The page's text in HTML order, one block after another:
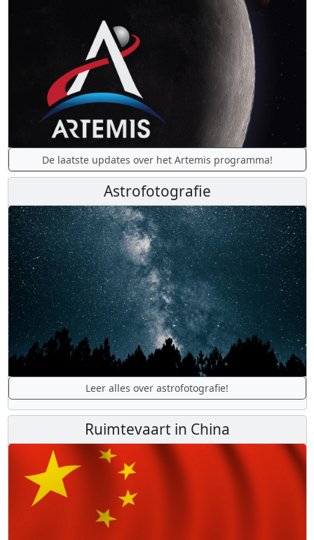
De laatste updates over het Artemis programma!
Astrofotografie
Leer alles over astrofotografie!
Ruimtevaart in China